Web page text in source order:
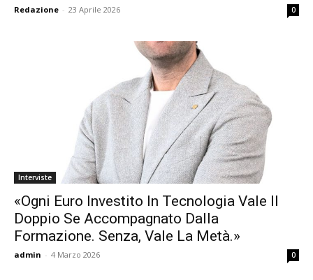
Redazione - 23 Aprile 2026 0
Interviste
«Ogni Euro Investito In Tecnologia Vale Il
Doppio Se Accompagnato Dalla
Formazione. Senza, Vale La Metà.»
admin - 4 Marzo 2026 0